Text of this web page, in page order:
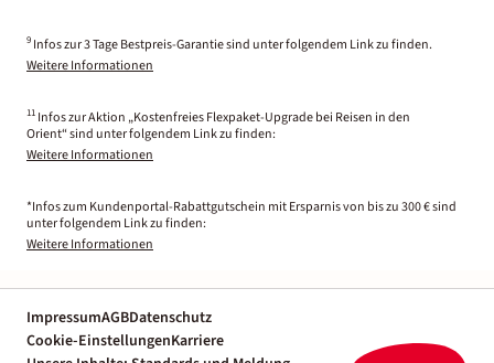
9 Infos zur 3 Tage Bestpreis-Garantie sind unter folgendem Link zu finden.
Weitere Informationen
11 Infos zur Aktion „Kostenfreies Flexpaket-Upgrade bei Reisen in den
Orient“ sind unter folgendem Link zu finden:
Weitere Informationen
*Infos zum Kundenportal-Rabattgutschein mit Ersparnis von bis zu 300 € sind
unter folgendem Link zu finden:
Weitere Informationen
ImpressumAGBDatenschutz
Cookie-EinstellungenKarriere